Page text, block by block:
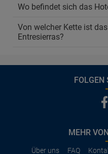
Wo befindet sich das
Von welcher Kette ist
Entresierras?
FOLGEN
MEHR
Über uns FAQ